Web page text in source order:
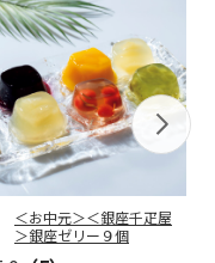
＜お中元＞＜銀座千疋屋
＞銀座ゼリー９個